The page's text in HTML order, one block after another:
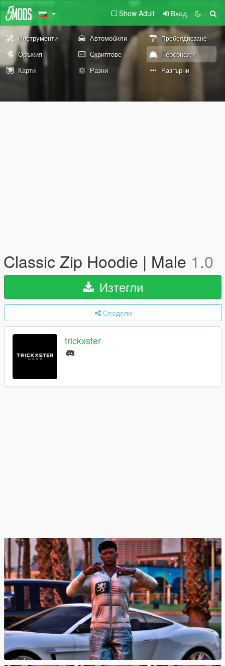
Show Adult Вход
Инструменти Автомобили Пребоядисване
Оръжия Скриптове
Персонажи
Карти
Разни Разгърни
Classic Zip Hoodie | Male 1.0
Изтегли
Сподели
trickxster